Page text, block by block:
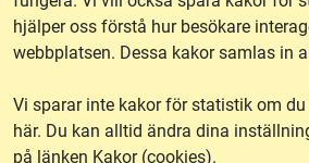
hjälper oss förstå hur besökare
webbplatsen. Dessa kakor samlas in
Vi sparar inte kakor för statistik om
här. Du kan alltid ändra dina
på länken Kakor (cookies).
Om webbplatsen
Tillgänglighet